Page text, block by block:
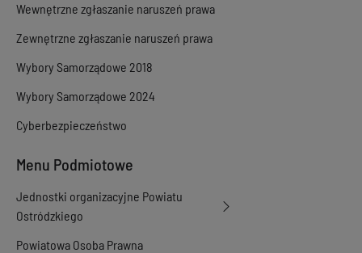
Wewnętrzne zgłaszanie naruszeń prawa
Zewnętrzne zgłaszanie naruszeń prawa
Wybory Samorządowe 2018
Wybory Samorządowe 2024
Cyberbezpieczeństwo
Menu Podmiotowe
Jednostki organizacyjne Powiatu
Ostródzkiego
Powiatowa Osoba Prawna